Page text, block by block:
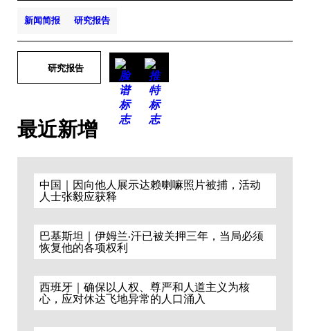
新闻简报 研究报告
研究报告
最近新增
中国｜因向他人展示达赖喇嘛照片被捕，活动
人士张毅应获释
巴基斯坦｜伊姆兰·汗已被关押三年，当局必须
恢复他的各项权利
西班牙｜确保以人权、尊严和人道主义为核
心，应对休达飞地异常的人口涌入